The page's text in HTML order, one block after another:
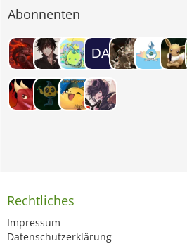
Abonnenten
Rechtliches
Impressum
Datenschutzerklärung